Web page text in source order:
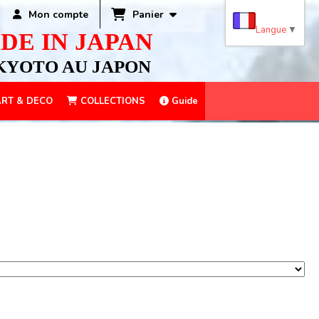
IN JAPAN
AU JAPON
Mon compte Panier
& DECO COLLECTIONS Guide
Langue ▼